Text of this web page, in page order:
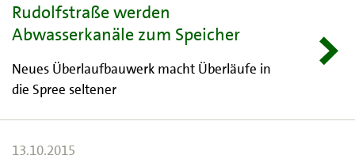
Rudolfstraße werden
Abwasserkanäle zum Speicher
Neues Überlaufbauwerk macht Überläufe in
die Spree seltener
13.10.2015